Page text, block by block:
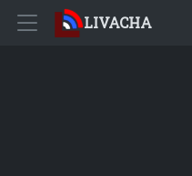
LIVACHA